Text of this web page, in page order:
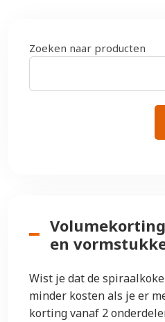
Zoeken naar producten
en
Wist je dat de
minder kosten als je er
korting vanaf 2